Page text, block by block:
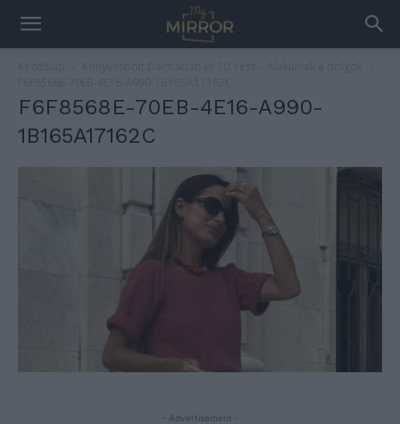
F6F8568E-70EB-4E16-A990-
1B165A17162C
- Advertisement -